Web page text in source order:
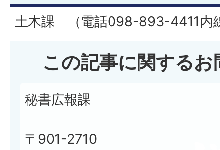
土木課 （電話098-893-4411内
この記事に関する
秘書広報課
〒901-2710